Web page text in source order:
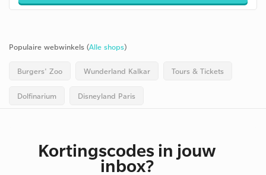
Populaire webwinkels (Alle shops)
Burgers' Zoo Wunderland Kalkar Tours & Tickets
Dolfinarium Disneyland Paris
Kortingscodes in jouw
inbox?